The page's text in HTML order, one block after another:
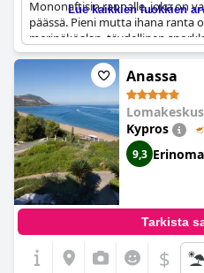
Mononaftisin rannalle, joka on
päässä. Pieni mutta ihana ranta
merinäköalan, täydellinen
kirkasta ja täynnä meren
kaksi yhteistä uima-allasta.
kokivat, ettei
tietoa siitä, mistä mitäkin löytää,
lähialue ovat mahtavia. On syytä
melko täynnä, mutta
asiakas mainitsi myös, että
suoraan läheisestä pienestä
mainitsivat kuitenkin, että
parempaa huoltoa. Kaiken
rannalle tekevät vierailusta
-hotellissa erinomaisen.
Lue kaikkien luokkien
Anassa
Lomakeskus
Kypros
9,3
Tarkista
$